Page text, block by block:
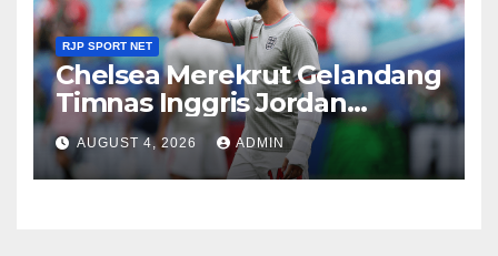
RJP SPORT NET
Chelsea Merekrut Gelandang
Timnas Inggris Jordan
Henderson
AUGUST 4, 2026 ADMIN